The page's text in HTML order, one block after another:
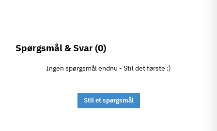
Spørgsmål & Svar(0)
Ingen spørgsmål endnu - Stil det første :)
Stil et spørgsmål